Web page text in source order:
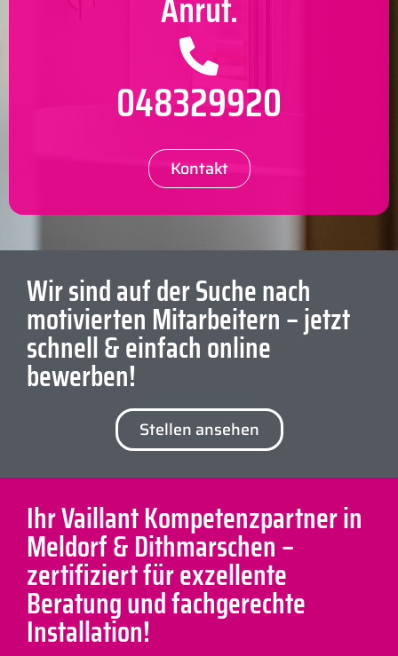
048329920
Kontakt
Wir sind auf der Suche nach
motivierten Mitarbeitern – jetzt
schnell & einfach online
bewerben!
Stellen ansehen
Ihr Vaillant Kompetenzpartner in
Meldorf & Dithmarschen –
zertifiziert für exzellente
Beratung und fachgerechte
Installation!